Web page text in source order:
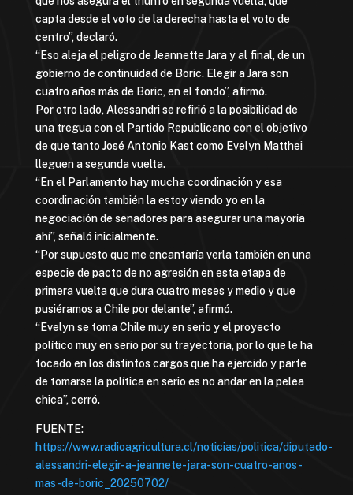
capta desde el voto de la derecha hasta el voto de
centro”, declaró.
“Eso aleja el peligro de Jeannette Jara y al final, de un
gobierno de continuidad de Boric. Elegir a Jara son
cuatro años más de Boric, en el fondo”, afirmó.
Por otro lado, Alessandri se refirió a la posibilidad de
una tregua con el Partido Republicano con el objetivo
de que tanto José Antonio Kast como Evelyn Matthei
lleguen a segunda vuelta.
“En el Parlamento hay mucha coordinación y esa
coordinación también la estoy viendo yo en la
negociación de senadores para asegurar una mayoría
ahí”, señaló inicialmente.
“Por supuesto que me encantaría verla también en una
especie de pacto de no agresión en esta etapa de
primera vuelta que dura cuatro meses y medio y que
pusiéramos a Chile por delante”, afirmó.
“Evelyn se toma Chile muy en serio y el proyecto
político muy en serio por su trayectoria, por lo que le ha
tocado en los distintos cargos que ha ejercido y parte
de tomarse la política en serio es no andar en la pelea
chica”, cerró.
FUENTE:
https://www.radioagricultura.cl/noticias/politica/diputado-
alessandri-elegir-a-jeannete-jara-son-cuatro-anos-
mas-de-boric_20250702/